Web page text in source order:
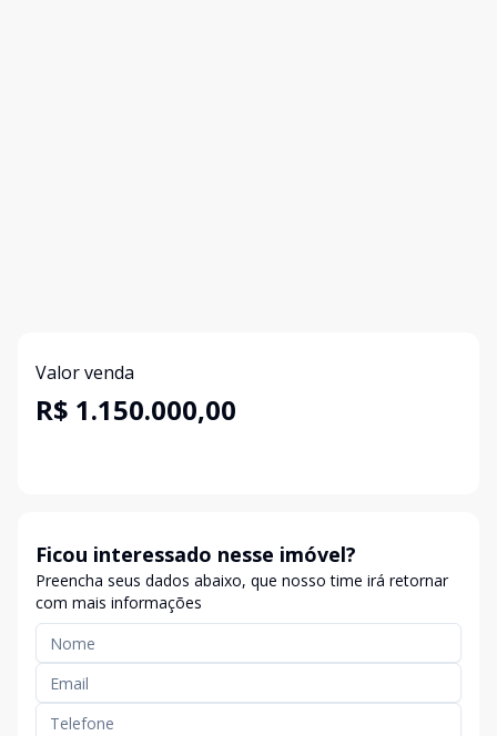
Valor venda
R$ 1.150.000,00
Ficou interessado nesse imóvel?
Preencha seus dados abaixo, que nosso time irá retornar
com mais informações